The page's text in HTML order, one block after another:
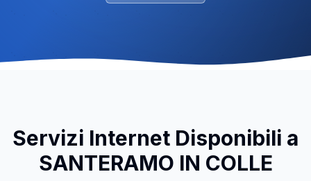
Servizi Internet Disponibili a
SANTERAMO IN COLLE